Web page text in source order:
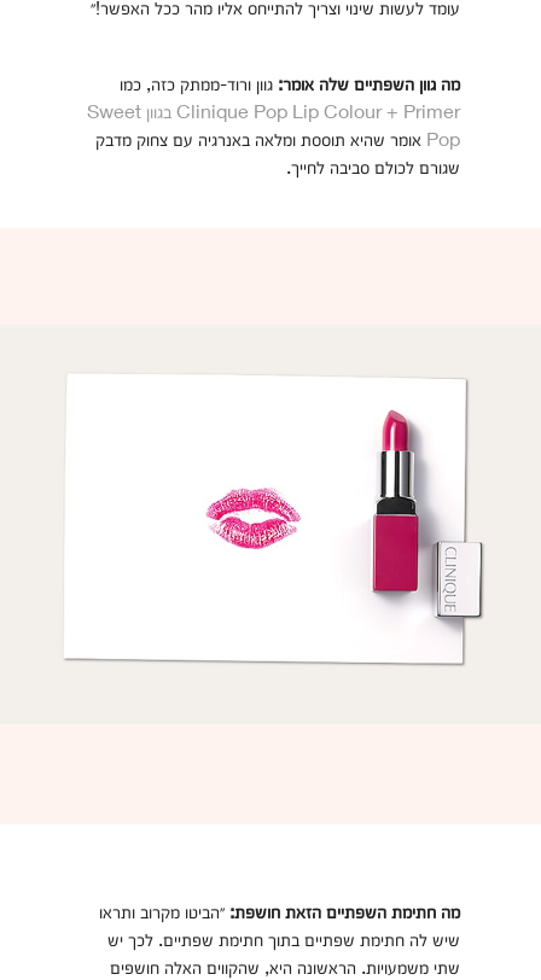
עומד לעשות שינוי וצריך להתייחס אליו מהר ככל האפשר!״
מה גוון השפתיים שלה אומר:גוון ורוד-ממתק כזה, כמו
Clinique Pop Lip Colour + Primer בגוון Sweet
Pop אומר שהיא תוססת ומלאה באנרגיה עם צחוק מדבק
שגורם לכולם סביבה לחייך.
מה חתימת השפתיים הזאת חושפת: ״הביטו מקרוב ותראו
שיש לה חתימת שפתיים בתוך חתימת שפתיים. לכך יש
שתי משמעויות. הראשונה היא, שהקווים האלה חושפים